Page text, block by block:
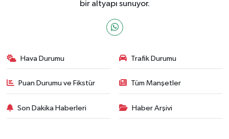
bir altyapı sunuyor.
Hava Durumu Trafik Durumu
Puan Durumu ve Fikstür Tüm Manşetler
Son Dakika Haberleri Haber Arşivi